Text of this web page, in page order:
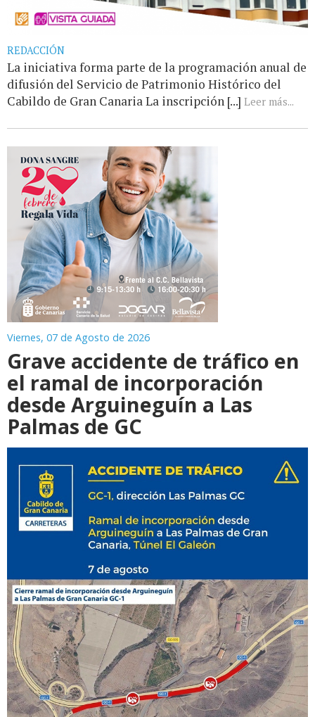
REDACCIÓN
La iniciativa forma parte de la programación anual de
difusión del Servicio de Patrimonio Histórico del
Cabildo de Gran Canaria La inscripción [...] Leer más...
Viernes, 07 de Agosto de 2026
Grave accidente de tráfico en
el ramal de incorporación
desde Arguineguín a Las
Palmas de GC